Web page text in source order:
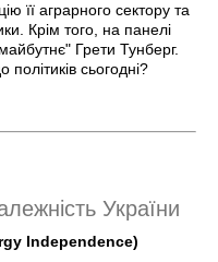
її аграрного сектору та
Крім того, на панелі
Грети Тунберг.
політиків сьогодні?
України
Independence)